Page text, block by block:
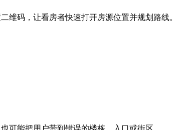
维码，让看房者快速打开房源位置并规划路线。
可能把用户带到错误的楼栋、入口或街区。